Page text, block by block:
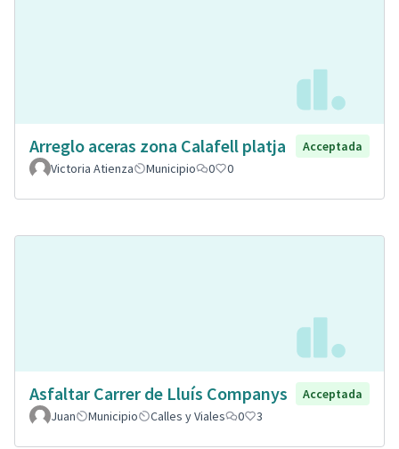
Arreglo aceras zona Calafell platja
Acceptada
Victoria Atienza
Municipio 0 0
Asfaltar Carrer de Lluís Companys
Acceptada
Juan
Municipio Calles y Viales 0 3